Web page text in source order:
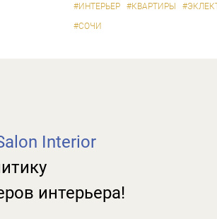
#ИНТЕРЬЕР #КВАРТИРЫ
#СОЧИ
Interior
интерьера!